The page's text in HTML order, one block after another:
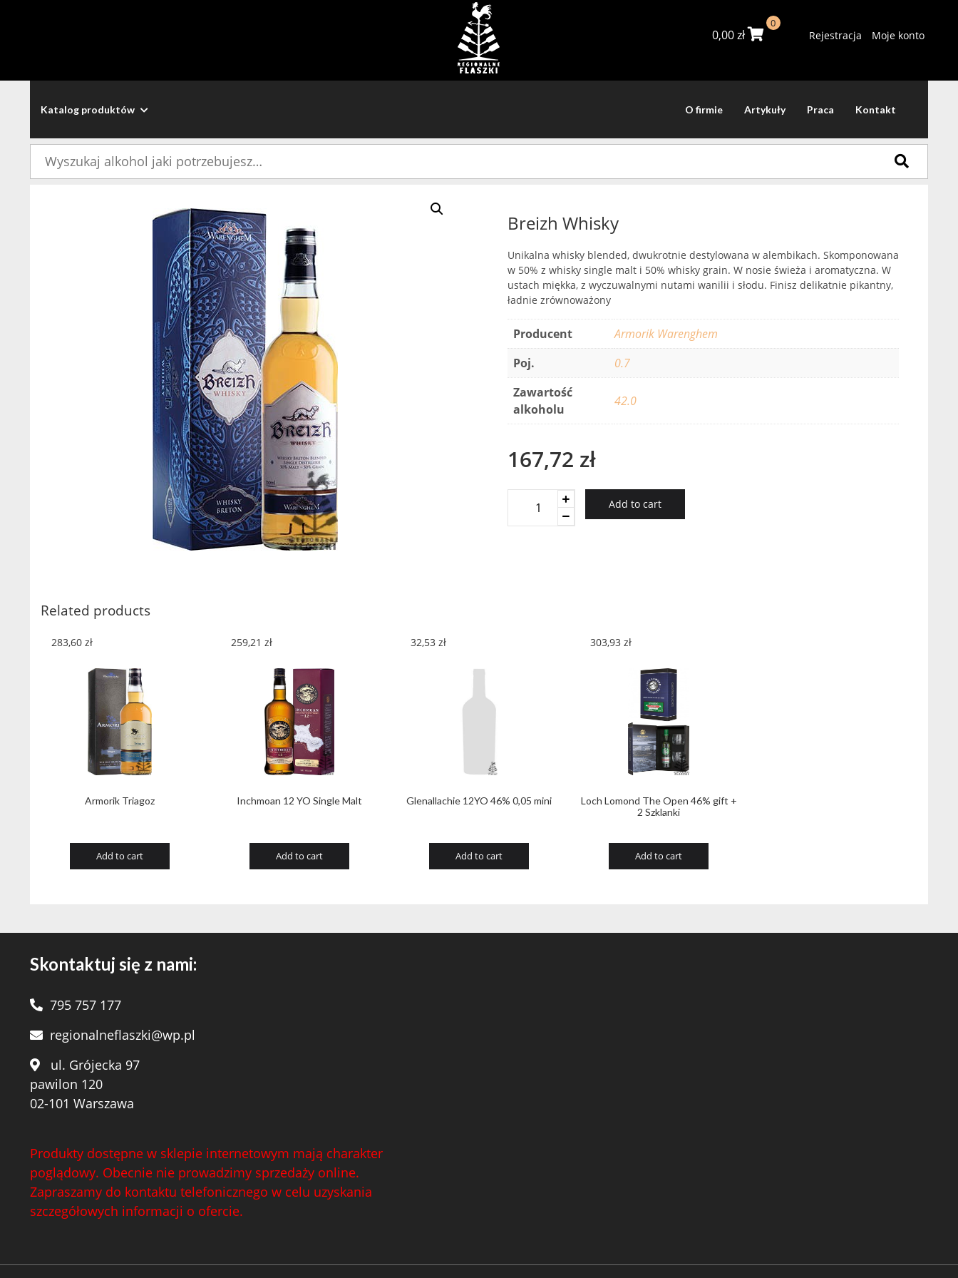
0,00zł
0
Rejestracja Moje konto
Katalog produktów O firmie Artykuły Praca Kontakt
Breizh Whisky
Unikalna whisky blended, dwukrotnie destylowana w alembikach. Skomponowana
w 50% z whisky single malt i 50% whisky grain. W nosie świeża i aromatyczna. W
ustach miękka, z wyczuwalnymi nutami wanilii i słodu. Finisz delikatnie pikantny,
ładnie zrównoważony
Producent
Armorik Warenghem
Poj.
0.7
Zawartość
alkoholu
42.0
167,72 zł
Whisky
Add to cart
Related products
Armorik Triagoz
283,60 zł
Add to cart
Inchmoan 12 YO Single Malt
259,21 zł
Add to cart
Glenallachie 12YO 46% 0,05 mini
32,53 zł
Add to cart
Loch Lomond The Open 46% gift +
2 Szklanki
303,93 zł
Add to cart
Skontaktuj się z nami:
795 757 177
regionalneflaszki@wp.pl
ul. Grójecka 97
pawilon 120
02-101 Warszawa
Produkty dostępne w sklepie internetowym mają charakter
poglądowy. Obecnie nie prowadzimy sprzedaży online.
Zapraszamy do kontaktu telefonicznego w celu uzyskania
szczegółowych informacji o ofercie.